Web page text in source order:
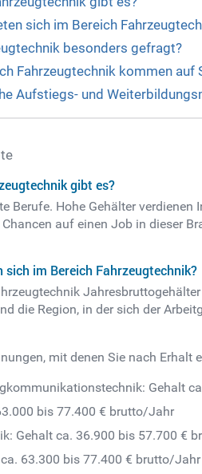
sich im Bereich
besonders gefragt?
Fahrzeugtechnik kommen auf
Aufstiegs- und
gibt es?
Berufe. Hohe Gehälter
auf einen Job in dieser
im Bereich Fahrzeugtechnik?
die Region, in der sich der
mit denen Sie nach Erhalt
Gehalt
bis 77.400 € brutto/Jahr
Gehalt ca. 36.900 bis 57.700 €
63.300 bis 77.400 € brutto/Jahr